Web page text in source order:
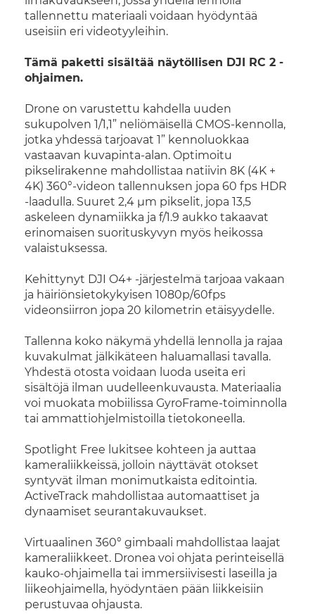
tallennettu materiaali voidaan hyödyntää
useisiin eri videotyyleihin.
Tämä paketti sisältää näytöllisen DJI RC 2 -
ohjaimen.
Drone on varustettu kahdella uuden
sukupolven 1/1,1” neliömäisellä CMOS-kennolla,
jotka yhdessä tarjoavat 1” kennoluokkaa
vastaavan kuvapinta-alan. Optimoitu
pikselirakenne mahdollistaa natiivin 8K (4K +
4K) 360°-videon tallennuksen jopa 60 fps HDR
-laadulla. Suuret 2,4 μm pikselit, jopa 13,5
askeleen dynamiikka ja f/1.9 aukko takaavat
erinomaisen suorituskyvyn myös heikossa
valaistuksessa.
Kehittynyt DJI O4+ -järjestelmä tarjoaa vakaan
ja häiriönsietokykyisen 1080p/60fps
videonsiirron jopa 20 kilometrin etäisyydelle.
Tallenna koko näkymä yhdellä lennolla ja rajaa
kuvakulmat jälkikäteen haluamallasi tavalla.
Yhdestä otosta voidaan luoda useita eri
sisältöjä ilman uudelleenkuvausta. Materiaalia
voi muokata mobiilissa GyroFrame-toiminnolla
tai ammattiohjelmistoilla tietokoneella.
Spotlight Free lukitsee kohteen ja auttaa
kameraliikkeissä, jolloin näyttävät otokset
syntyvät ilman monimutkaista editointia.
ActiveTrack mahdollistaa automaattiset ja
dynaamiset seurantakuvaukset.
Virtuaalinen 360° gimbaali mahdollistaa laajat
kameraliikkeet. Dronea voi ohjata perinteisellä
kauko-ohjaimella tai immersiivisesti laseilla ja
liikeohjaimella, hyödyntäen pään liikkeisiin
perustuvaa ohjausta.